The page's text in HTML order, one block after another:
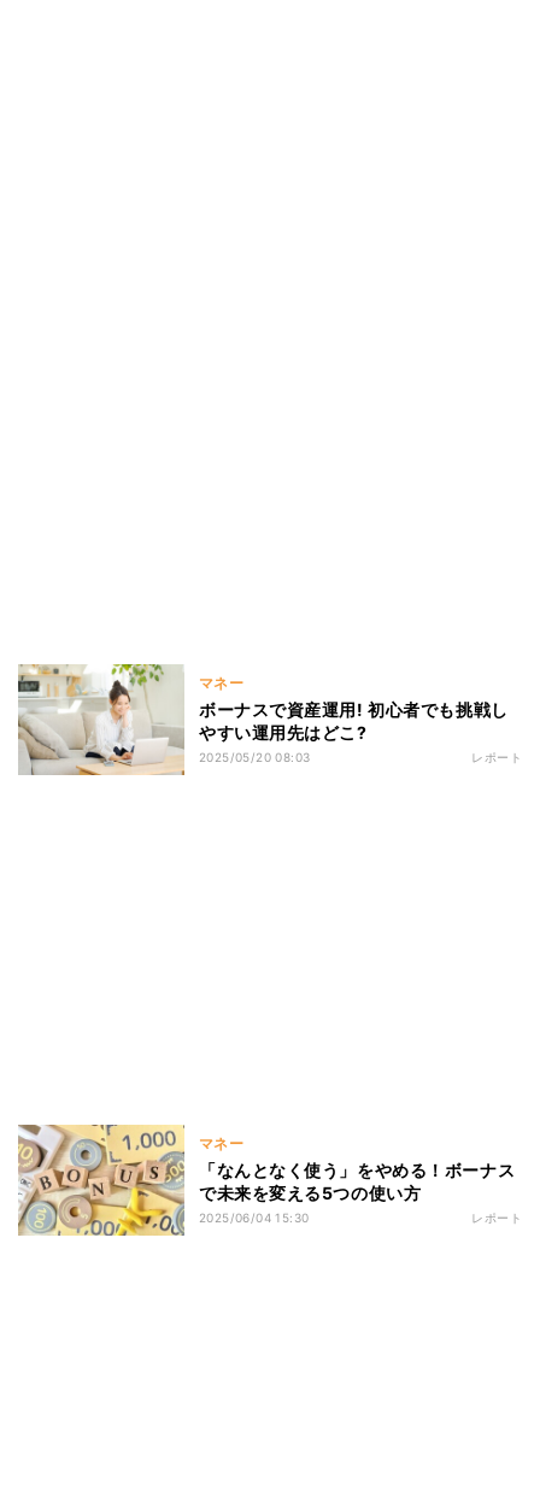
マネー
ボーナスで資産運用! 初心者でも挑戦し
やすい運用先はどこ?
2025/05/20 08:03 レポート
マネー
「なんとなく使う」をやめる！ボーナス
で未来を変える5つの使い方
2025/06/04 15:30 レポート